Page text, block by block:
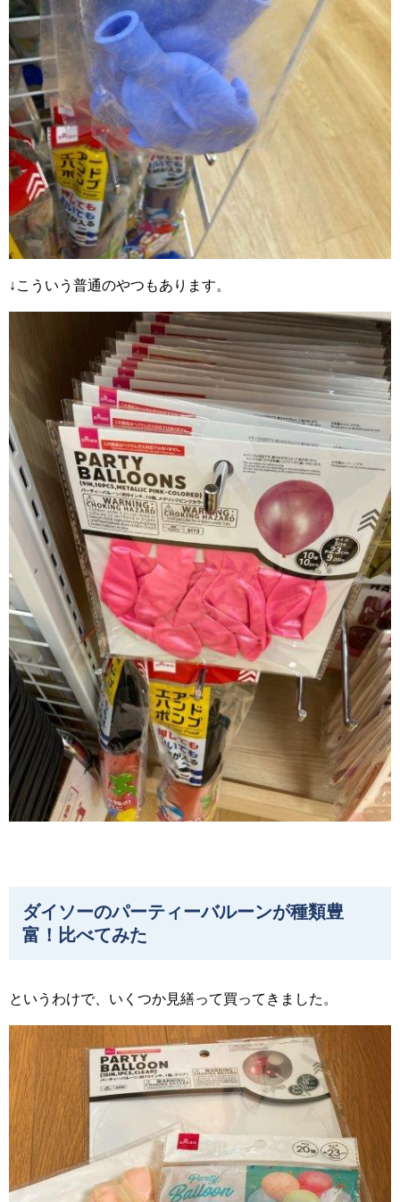
↓こういう普通のやつもあります。
ダイソーのパーティーバルーンが種類豊
富！比べてみた
というわけで、いくつか見繕って買ってきました。